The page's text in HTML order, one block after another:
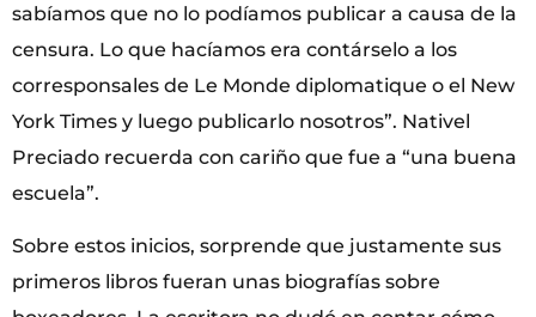
sabíamos que no lo podíamos publicar a causa de la
censura. Lo que hacíamos era contárselo a los
corresponsales de Le Monde diplomatique o el New
York Times y luego publicarlo nosotros”. Nativel
Preciado recuerda con cariño que fue a “una buena
escuela”.
Sobre estos inicios, sorprende que justamente sus
primeros libros fueran unas biografías sobre